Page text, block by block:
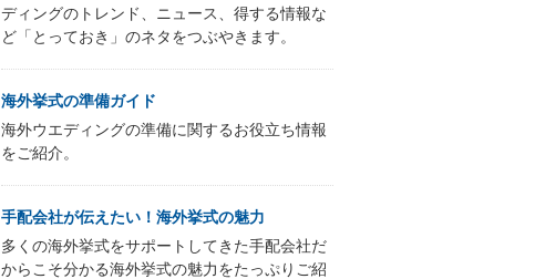
ディングのトレンド、ニュース、得する情報な
ど「とっておき」のネタをつぶやきます。
海外挙式の準備ガイド
海外ウエディングの準備に関するお役立ち情報
をご紹介。
手配会社が伝えたい！海外挙式の魅力
多くの海外挙式をサポートしてきた手配会社だ
からこそ分かる海外挙式の魅力をたっぷりご紹